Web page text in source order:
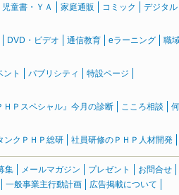
児童書・ＹＡ 家庭通販 コミック デジタ
DVD・ビデオ 通信教育 eラーニング 職
ント パブリシティ 特設ページ
ＨＰスペシャル』今月の診断 こころ相談
ンクＰＨＰ総研 社員研修のＰＨＰ人材開発
集 メールマガジン プレゼント お問合せ
一般事業主行動計画 広告掲載について